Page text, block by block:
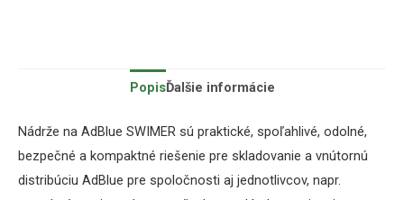
PopisĎalšie informácie
Nádrže na AdBlue SWIMER sú praktické, spoľahlivé, odolné,
bezpečné a kompaktné riešenie pre skladovanie a vnútornú
distribúciu AdBlue pre spoločnosti aj jednotlivcov, napr.